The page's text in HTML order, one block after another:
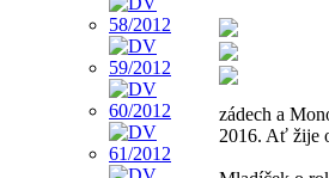
zádech a
2016. Ať žije